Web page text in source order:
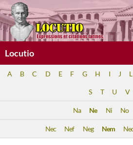
Aller
au
contenu
Locutio
A B C D E F G H I J L
S T U V
Na Ne Ni No
Nec Nef Neg Nem